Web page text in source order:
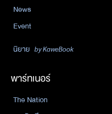
News
Event
นิยาย by KaweBook
พาร์ทเนอร์
The Nation